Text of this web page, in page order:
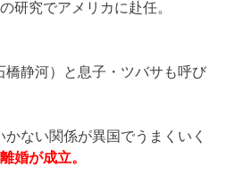
研究でアメリカに赴任。
橋静河）と息子・ツバサも呼び
ない関係が異国でうまくいく
婚が成立。